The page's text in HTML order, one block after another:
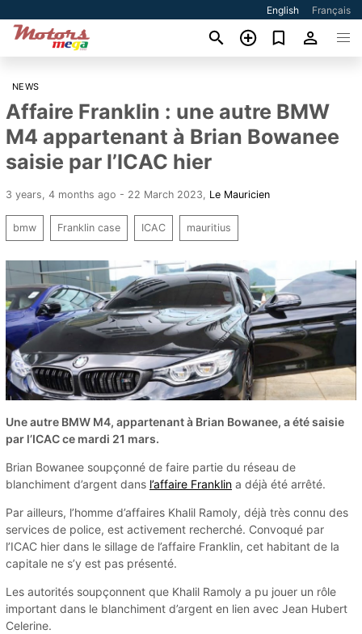
English Français
NEWS
Affaire Franklin : une autre BMW
M4 appartenant à Brian Bowanee
saisie par l’ICAC hier
3 years, 4 months ago - 22 March 2023 Le Mauricien
bmw Franklin case ICAC mauritius
Une autre BMW M4, appartenant à Brian Bowanee, a été saisie
par l’ICAC ce mardi 21 mars.
Brian Bowanee soupçonné de faire partie du réseau de
blanchiment d’argent dans l’affaire Franklin a déjà été arrêté.
Par ailleurs, l’homme d’affaires Khalil Ramoly, déjà très connu des
services de police, est activement recherché. Convoqué par
l’ICAC hier dans le sillage de l’affaire Franklin, cet habitant de la
capitale ne s’y est pas présenté.
Les autorités soupçonnent que Khalil Ramoly a pu jouer un rôle
important dans le blanchiment d’argent en lien avec Jean Hubert
Celerine.